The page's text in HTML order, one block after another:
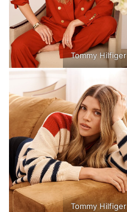
Tommy Hilfiger
Tommy Hilfiger